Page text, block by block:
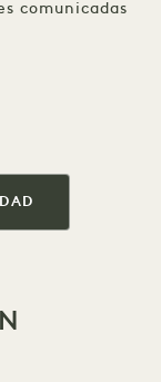
comunicadas